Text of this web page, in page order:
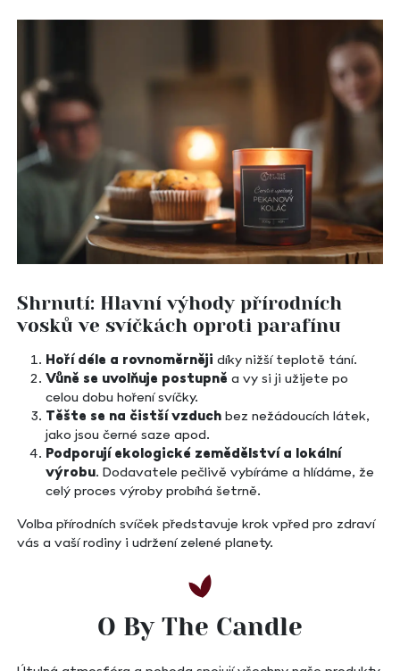
Shrnutí: Hlavní výhody přírodních
vosků ve svíčkách oproti parafínu
Hoří déle a rovnoměrněji díky nižší teplotě tání.
Vůně se uvolňuje postupně a vy si ji užijete po
celou dobu hoření svíčky.
Těšte se na čistší vzduch bez nežádoucích látek,
jako jsou černé saze apod.
Podporují ekologické zemědělství a lokální
výrobu. Dodavatele pečlivě vybíráme a hlídáme, že
celý proces výroby probíhá šetrně.
Volba přírodních svíček představuje krok vpřed pro zdraví
vás a vaší rodiny i udržení zelené planety.
O By The Candle